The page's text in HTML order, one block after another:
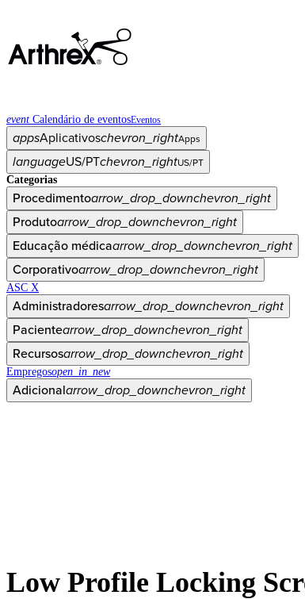
event Calendário de eventosEventos
appsAplicativoschevron_rightApps
languageUS/PTchevron_rightUS/PT
Categorias
Procedimentoarrow_drop_downchevron_right
Produtoarrow_drop_downchevron_right
Educação médicaarrow_drop_downchevron_right
Corporativoarrow_drop_downchevron_right
ASC X
Administradoresarrow_drop_downchevron_right
Pacientearrow_drop_downchevron_right
Recursosarrow_drop_downchevron_right
Empregosopen_in_new
Adicionalarrow_drop_downchevron_right
Low Profile Locking